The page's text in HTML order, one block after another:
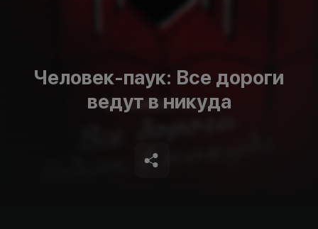
Человек-паук: Все дороги
ведут в никуда